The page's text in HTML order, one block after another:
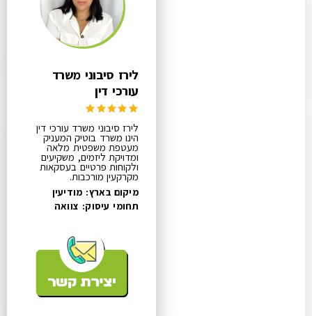
לירז סיבוני משרד
עורכי דין
לירז סיבוני משרד עורכי דין
הינו משרד בוטיק המעניק
מעטפת משפטית מלאה
ומדויקת ליזמים, משקיעים
ולקוחות פרטיים בעסקאות
מקרקעין מורכבות.
מיקום בארץ: מודיעין
תחומי עיסוק: צוואה